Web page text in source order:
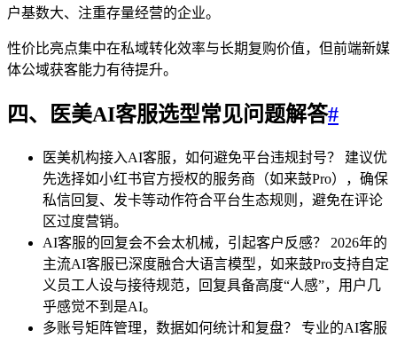
户基数大、注重存量经营的企业。
性价比亮点集中在私域转化效率与长期复购价值，但前端新媒
体公域获客能力有待提升。
四、医美AI客服选型常见问题解答#
医美机构接入AI客服，如何避免平台违规封号？ 建议优
先选择如小红书官方授权的服务商（如来鼓Pro），确保
私信回复、发卡等动作符合平台生态规则，避免在评论
区过度营销。
AI客服的回复会不会太机械，引起客户反感？ 2026年的
主流AI客服已深度融合大语言模型，如来鼓Pro支持自定
义员工人设与接待规范，回复具备高度“人感”，用户几
乎感觉不到是AI。
多账号矩阵管理，数据如何统计和复盘？ 专业的AI客服